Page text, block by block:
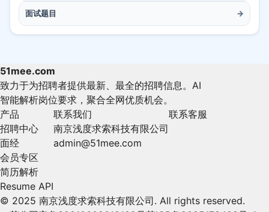
面试题目 →
51mee.com
致力于为招聘者提供最新、最全的招聘信息。AI
智能解析岗位要求，聚合全网优质机会。
产品
招聘中心
面经
会员专区
简历解析
Resume API
联系我们
南京浅度求索科技有限公司
admin@51mee.com
联系客服
© 2025 南京浅度求索科技有限公司. All rights reserved.